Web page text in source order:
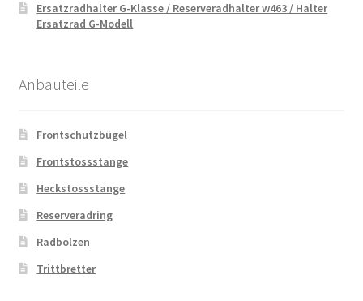
Ersatzradhalter G-Klasse / Reserveradhalter w463 / Halter
Ersatzrad G-Modell
Anbauteile
Frontschutzbügel
Frontstossstange
Heckstossstange
Reserveradring
Radbolzen
Trittbretter